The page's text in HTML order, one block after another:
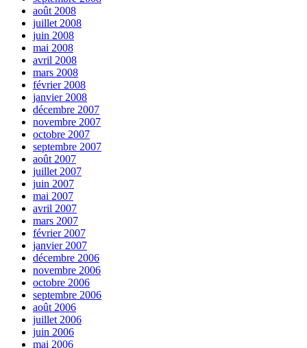
août 2008
juillet 2008
juin 2008
mai 2008
avril 2008
mars 2008
février 2008
janvier 2008
décembre 2007
novembre 2007
octobre 2007
septembre 2007
août 2007
juillet 2007
juin 2007
mai 2007
avril 2007
mars 2007
février 2007
janvier 2007
décembre 2006
novembre 2006
octobre 2006
septembre 2006
août 2006
juillet 2006
juin 2006
mai 2006